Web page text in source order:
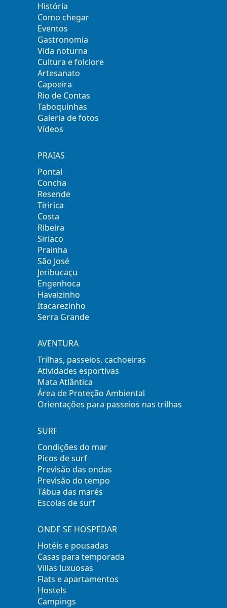
História
Como chegar
Eventos
Gastronomia
Vida noturna
Cultura e folclore
Artesanato
Capoeira
Rio de Contas
Taboquinhas
Galeria de fotos
Vídeos
PRAIAS
Pontal
Concha
Resende
Tiririca
Costa
Ribeira
Siriaco
Prainha
São José
Jeribucaçu
Engenhoca
Havaizinho
Itacarezinho
Serra Grande
AVENTURA
Trilhas, passeios, cachoeiras
Atividades esportivas
Mata Atlântica
Área de Proteção Ambiental
Orientações para passeios nas trilhas
SURF
Condições do mar
Picos de surf
Previsão das ondas
Previsão do tempo
Tábua das marés
Escolas de surf
ONDE SE HOSPEDAR
Hotéis e pousadas
Casas para temporada
Villas luxuosas
Flats e apartamentos
Hostels
Campings